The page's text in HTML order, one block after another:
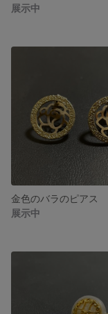
展示中
金色のバラのピアス
展示中